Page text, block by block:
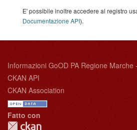
E' possibile inoltre accedere al registro
Documentazione API).
Informazioni GoOD PA Regione Marche
CKAN API
CKAN Association
Fatto con